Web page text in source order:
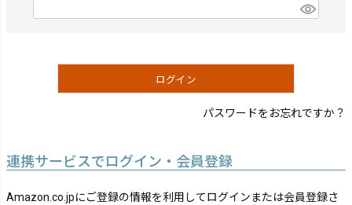
須)
ログイン
パスワードをお忘れですか？
連携サービスでログイン・会員登録
Amazon.co.jpにご登録の情報を利用してログインまたは会員登録さ